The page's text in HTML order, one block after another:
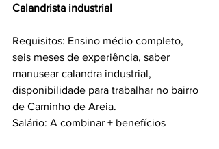
Calandrista industrial
Requisitos: Ensino médio completo,
seis meses de experiência, saber
manusear calandra industrial,
disponibilidade para trabalhar no bairro
de Caminho de Areia.
Salário: A combinar + benefícios